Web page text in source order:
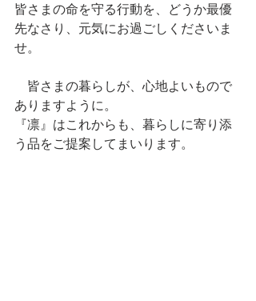
皆さまの命を守る行動を、どうか最優
先なさり、元気にお過ごしくださいま
せ。
皆さまの暮らしが、心地よいもので
ありますように。
『凛』はこれからも、暮らしに寄り添
う品をご提案してまいります。